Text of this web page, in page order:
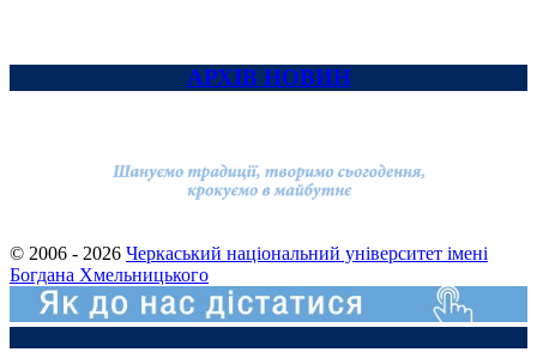
АРХІВ НОВИН
© 2006 - 2026 Черкаський національний університет імені
Богдана Хмельницького